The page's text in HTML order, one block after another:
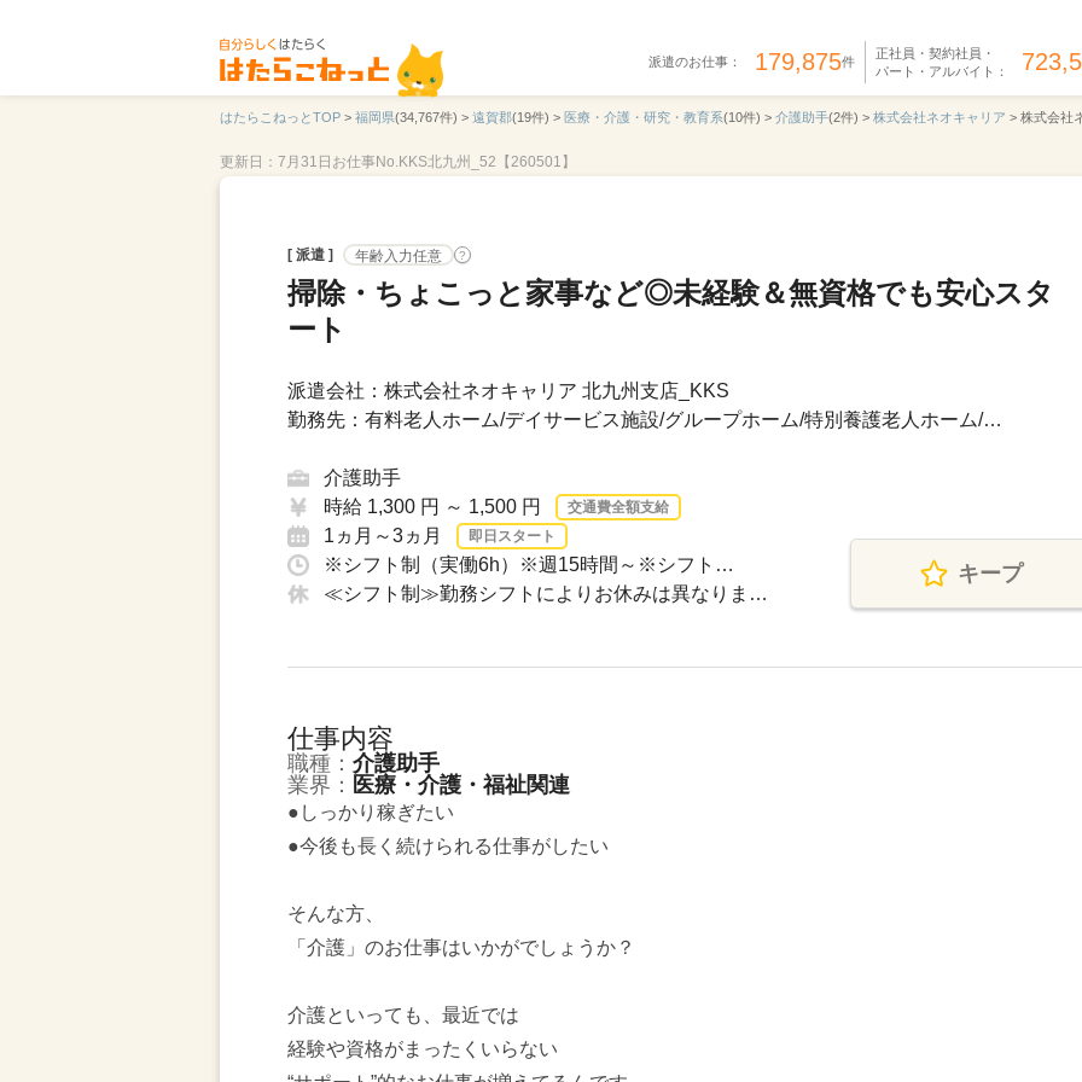
派遣のお仕事： 179,875件
正社員・契約社員・
パート・アルバイト：
はたらこねっとTOP > 福岡県(34,767件) > 遠賀郡(19件) > 医療・介護・研究・教育系(10件) > 介護助手(2件) > 株式会社ネオキャリア > 株式会社
更新日：7月31日 お仕事No.KKS北九州_52【260501】
[ 派遣 ] 年齢入力任意 ?
掃除・ちょこっと家事など◎未経験＆無資格でも安心スタ
ート
派遣会社：株式会社ネオキャリア 北九州支店_KKS
勤務先：有料老人ホーム/デイサービス施設/グループホーム/特別養護老人ホーム/…
介護助手
時給 1,300 円 ～ 1,500 円
交通費全額支給
1ヵ月～3ヵ月 即日スタート
※シフト制（実働6h）※週15時間～※シフト…
≪シフト制≫勤務シフトによりお休みは異なりま…
キープ
仕事内容
職種： 介護助手
業界： 医療・介護・福祉関連
●しっかり稼ぎたい
●今後も長く続けられる仕事がしたい
そんな方、
「介護」のお仕事はいかがでしょうか？
介護といっても、最近では
経験や資格がまったくいらない